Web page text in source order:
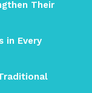
Their
in Every